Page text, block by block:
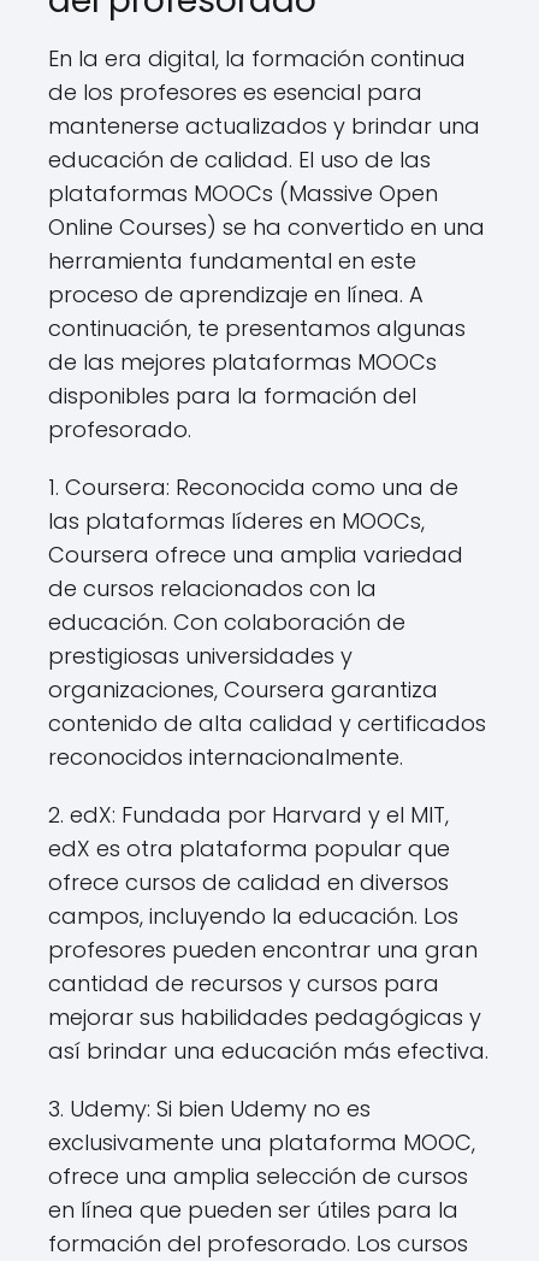
En la era digital, la formación continua
de los profesores es esencial para
mantenerse actualizados y brindar una
educación de calidad. El uso de las
plataformas MOOCs (Massive Open
Online Courses) se ha convertido en una
herramienta fundamental en este
proceso de aprendizaje en línea. A
continuación, te presentamos algunas
de las mejores plataformas MOOCs
disponibles para la formación del
profesorado.
1. Coursera: Reconocida como una de
las plataformas líderes en MOOCs,
Coursera ofrece una amplia variedad
de cursos relacionados con la
educación. Con colaboración de
prestigiosas universidades y
organizaciones, Coursera garantiza
contenido de alta calidad y certificados
reconocidos internacionalmente.
2. edX: Fundada por Harvard y el MIT,
edX es otra plataforma popular que
ofrece cursos de calidad en diversos
campos, incluyendo la educación. Los
profesores pueden encontrar una gran
cantidad de recursos y cursos para
mejorar sus habilidades pedagógicas y
así brindar una educación más efectiva.
3. Udemy: Si bien Udemy no es
exclusivamente una plataforma MOOC,
ofrece una amplia selección de cursos
en línea que pueden ser útiles para la
formación del profesorado. Los cursos